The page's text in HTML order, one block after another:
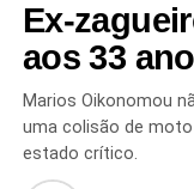
Ex-
aos 33
Marios Oikonomou
uma colisão de
estado crítico.